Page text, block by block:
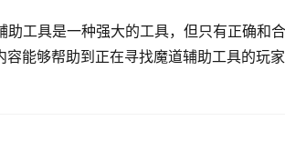
助工具是一种强大的工具，但只有正确和
能够帮助到正在寻找魔道辅助工具的玩家